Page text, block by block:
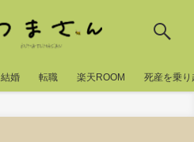
結婚 転職 楽天ROOM 死産を乗り